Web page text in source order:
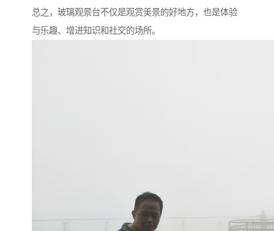
总之，玻璃观景台不仅是观赏美景的好地方，也是体验
与乐趣、增进知识和社交的场所。